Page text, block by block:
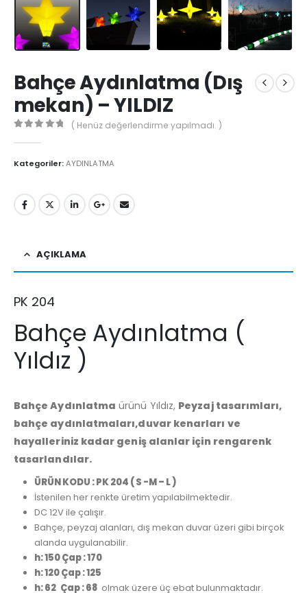
Bahçe Aydınlatma (Dış
mekan) – YILDIZ
( Henüz değerlendirme yapılmadı. )
Kategoriler:AYDINLATMA
AÇIKLAMA
PK 204
Bahçe Aydınlatma (
Yıldız )
Bahçe Aydınlatma ürünü Yıldız, Peyzaj tasarımları,
bahçe aydınlatmaları,duvar kenarları ve
hayalleriniz kadar geniş alanlar için rengarenk
tasarlandılar.
ÜRÜN KODU : PK 204 ( S -M – L )
İstenilen her renkte üretim yapılabilmektedir.
DC 12V ile çalışır.
Bahçe, peyzaj alanları, dış mekan duvar üzeri gibi birçok
alanda uygulanabilir.
h: 150 Çap : 170
h: 120 Çap : 125
h: 62 Çap : 68olmak üzere üç ebat bulunmaktadır.